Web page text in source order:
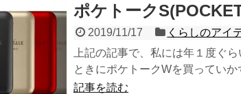
ポケトーク
2019/11/17 くらしのアイ
上記の記事で、私には年１度ぐ
ときにポケトークWを買ってい
記事を読む